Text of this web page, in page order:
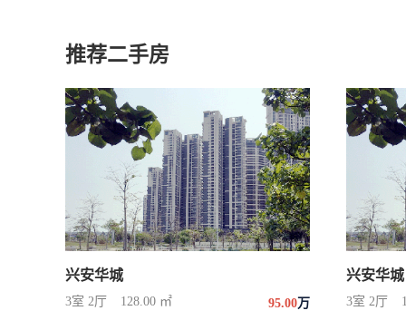
推荐二手房
兴安华城
3室 2厅 128.00 ㎡ 95.00万
兴安华城
3室 2厅